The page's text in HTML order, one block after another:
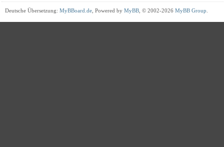
Deutsche Übersetzung: MyBBoard.de , Powered by MyBB , © 2002-2026 MyBB Group